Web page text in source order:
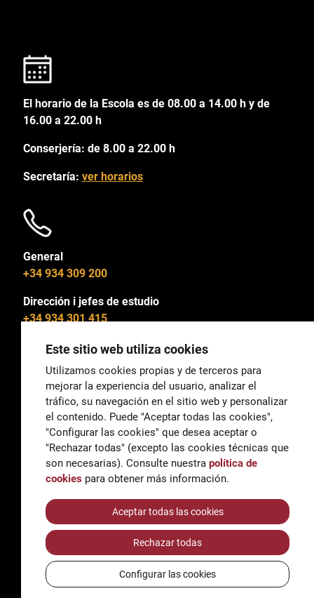
El horario de la Escola es de 08.00 a 14.00 h y de
16.00 a 22.00 h
Conserjería: de 8.00 a 22.00 h
Secretaría: ver horarios
General
+34 934 309 200
Dirección i jefes de estudio
+34 934 301 415
General
correu@escoladeltreball.org
Información
informacio@escoladeltreball.org
Trámites de secretaría
AccessibilidadAviso legal y Política de Privacidad
Política de cookies
Créditos
Este sitio web utiliza cookies
Utilizamos cookies propias y de terceros para
mejorar la experiencia del usuario, analizar el
tráfico, su navegación en el sitio web y personalizar
el contenido. Puede "Aceptar todas las cookies",
"Configurar las cookies" que desea aceptar o
"Rechazar todas" (excepto las cookies técnicas que
son necesarias). Consulte nuestra política de
cookies para obtener más información.
Aceptar todas las cookies
Rechazar todas
Configurar las cookies